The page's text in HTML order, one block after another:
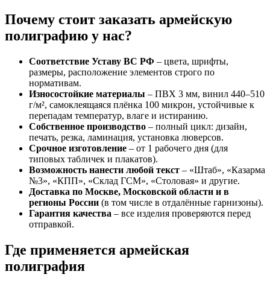
Почему стоит заказать армейскую
полиграфию у нас?
Соответствие Уставу ВС РФ – цвета, шрифты,
размеры, расположение элементов строго по
нормативам.
Износостойкие материалы – ПВХ 3 мм, винил 440–510
г/м², самоклеящаяся плёнка 100 микрон, устойчивые к
перепадам температур, влаге и истиранию.
Собственное производство – полный цикл: дизайн,
печать, резка, ламинация, установка люверсов.
Срочное изготовление – от 1 рабочего дня (для
типовых табличек и плакатов).
Возможность нанести любой текст – «Штаб», «Казарма
№3», «КПП», «Склад ГСМ», «Столовая» и другие.
Доставка по Москве, Московской области и в
регионы России (в том числе в отдалённые гарнизоны).
Гарантия качества – все изделия проверяются перед
отправкой.
Где применяется армейская
полиграфия